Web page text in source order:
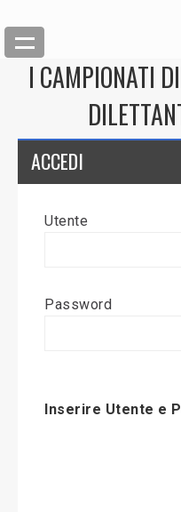
Back
Modifica News
I CAMPIONATI
ACCEDI
Utente
Password
Inserire Utente e